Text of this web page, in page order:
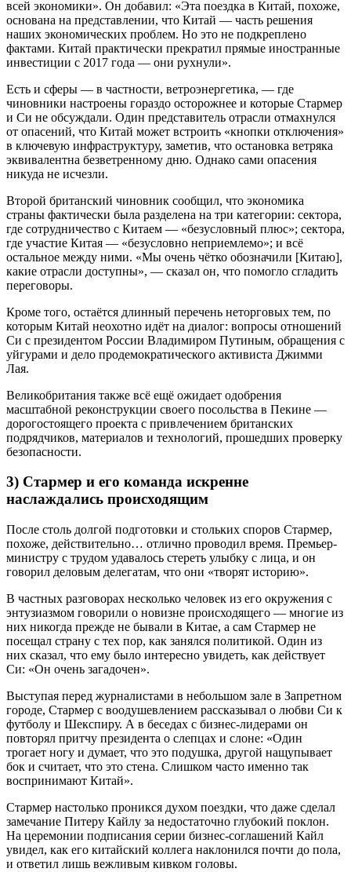
всей экономики». Он добавил: «Эта поездка в Китай, похоже,
основана на представлении, что Китай — часть решения
наших экономических проблем. Но это не подкреплено
фактами. Китай практически прекратил прямые иностранные
инвестиции с 2017 года — они рухнули».
Есть и сферы — в частности, ветроэнергетика, — где
чиновники настроены гораздо осторожнее и которые Стармер
и Си не обсуждали. Один представитель отрасли отмахнулся
от опасений, что Китай может встроить «кнопки отключения»
в ключевую инфраструктуру, заметив, что остановка ветряка
эквивалентна безветренному дню. Однако сами опасения
никуда не исчезли.
Второй британский чиновник сообщил, что экономика
страны фактически была разделена на три категории: сектора,
где сотрудничество с Китаем — «безусловный плюс»; сектора,
где участие Китая — «безусловно неприемлемо»; и всё
остальное между ними. «Мы очень чётко обозначили [Китаю],
какие отрасли доступны», — сказал он, что помогло сгладить
переговоры.
Кроме того, остаётся длинный перечень неторговых тем, по
которым Китай неохотно идёт на диалог: вопросы отношений
Си с президентом России Владимиром Путиным, обращения с
уйгурами и дело продемократического активиста Джимми
Лая.
Великобритания также всё ещё ожидает одобрения
масштабной реконструкции своего посольства в Пекине —
дорогостоящего проекта с привлечением британских
подрядчиков, материалов и технологий, прошедших проверку
безопасности.
3) Стармер и его команда искренне
наслаждались происходящим
После столь долгой подготовки и стольких споров Стармер,
похоже, действительно… отлично проводил время. Премьер-
министру с трудом удавалось стереть улыбку с лица, и он
говорил деловым делегатам, что они «творят историю».
В частных разговорах несколько человек из его окружения с
энтузиазмом говорили о новизне происходящего — многие из
них никогда прежде не бывали в Китае, а сам Стармер не
посещал страну с тех пор, как занялся политикой. Один из
них сказал, что ему было интересно увидеть, как действует
Си: «Он очень загадочен».
Выступая перед журналистами в небольшом зале в Запретном
городе, Стармер с воодушевлением рассказывал о любви Си к
футболу и Шекспиру. А в беседах с бизнес-лидерами он
повторял притчу президента о слепцах и слоне: «Один
трогает ногу и думает, что это подушка, другой нащупывает
бок и считает, что это стена. Слишком часто именно так
воспринимают Китай».
Стармер настолько проникся духом поездки, что даже сделал
замечание Питеру Кайлу за недостаточно глубокий поклон.
На церемонии подписания серии бизнес-соглашений Кайл
увидел, как его китайский коллега наклонился почти до пола,
и ответил лишь вежливым кивком головы.